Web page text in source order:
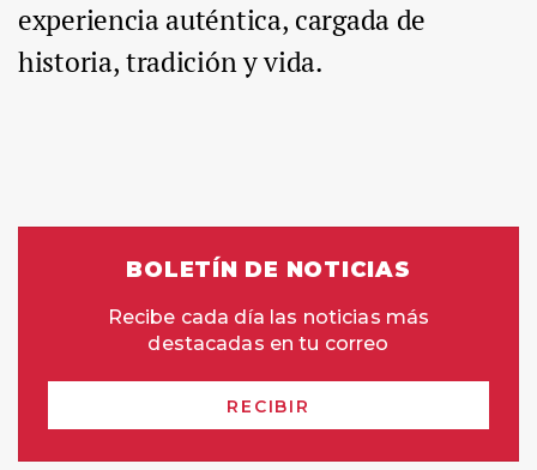
experiencia auténtica, cargada de
historia, tradición y vida.